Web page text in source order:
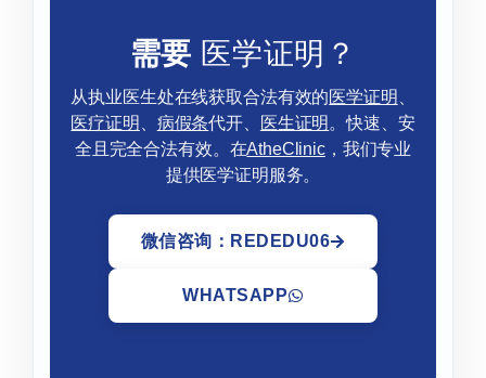
需要 医学证明？
从执业医生处在线获取合法有效的医学证明
医疗证明
病假条代开、 医生证明 。快速、安
全且完全合法有效。在AtheClinic，我们专业
提供医学证明服务。
微信咨询：REDEDU06
WHATSAPP